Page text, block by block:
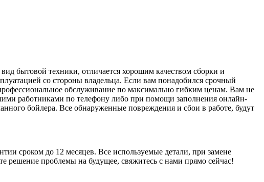
бытовой техники, отличается хорошим качеством сборки и
со стороны владельца. Если вам понадобился срочный
обслуживание по максимально гибким ценам. Вам не
работниками по телефону либо при помощи заполнения онлайн-
бойлера. Все обнаруженные повреждения и сбои в работе, будут
сроком до 12 месяцев. Все используемые детали, при замене
проблемы на будущее, свяжитесь с нами прямо сейчас!